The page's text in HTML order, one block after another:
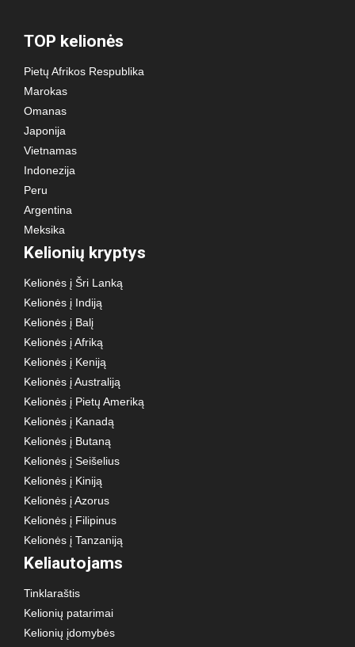
TOP kelionės
Pietų Afrikos Respublika
Marokas
Omanas
Japonija
Vietnamas
Indonezija
Peru
Argentina
Meksika
Kelionių kryptys
Kelionės į Šri Lanką
Kelionės į Indiją
Kelionės į Balį
Kelionės į Afriką
Kelionės į Keniją
Kelionės į Australiją
Kelionės į Pietų Ameriką
Kelionės į Kanadą
Kelionės į Butaną
Kelionės į Seišelius
Kelionės į Kiniją
Kelionės į Azorus
Kelionės į Filipinus
Kelionės į Tanzaniją
Keliautojams
Tinklaraštis
Kelionių patarimai
Kelionių įdomybės